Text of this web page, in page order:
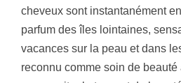
cheveux sont instantanément
parfum des îles lointaines,
vacances sur la peau et dans
reconnu comme soin de